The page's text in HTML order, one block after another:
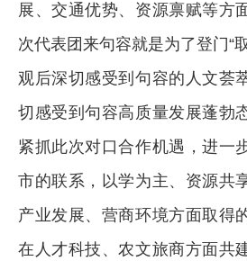
展、交通优势、资源禀赋等方
次代表团来句容就是为了登门“
观后深切感受到句容的人文荟
切感受到句容高质量发展蓬勃
紧抓此次对口合作机遇，进一
市的联系，以学为主、资源共
产业发展、营商环境方面取得
在人才科技、农文旅商方面共